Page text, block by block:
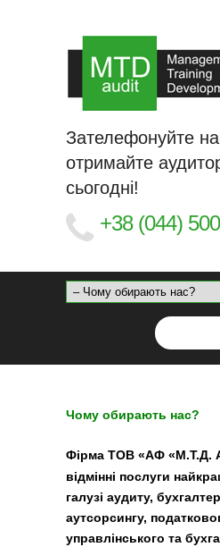
Зателефонуйте
отримайте
сьогодні!
+38 (044)
Чому обирають нас?
Фірма ТОВ «АФ «М.Т.Д.
відмінні послуги
галузі аудиту,
аутсорсингу,
управлінського та